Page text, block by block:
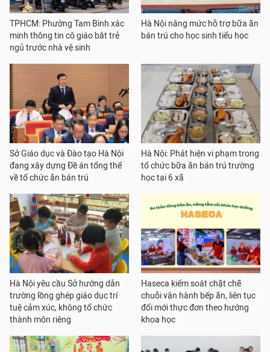
TPHCM: Phường Tam Bình xác
minh thông tin cô giáo bắt trẻ
ngủ trước nhà vệ sinh
Hà Nội nâng mức hỗ trợ bữa ăn
bán trú cho học sinh tiểu học
Sở Giáo dục và Đào tạo Hà Nội
đang xây dựng Đề án tổng thể
về tổ chức ăn bán trú
Hà Nội: Phát hiện vi phạm trong
tổ chức bữa ăn bán trú trường
học tại 6 xã
Hà Nội yêu cầu Sở hướng dẫn
trường lồng ghép giáo dục trí
tuệ cảm xúc, không tổ chức
thành môn riêng
Haseca kiểm soát chặt chẽ
chuỗi vận hành bếp ăn, liên tục
đổi mới thực đơn theo hướng
khoa học